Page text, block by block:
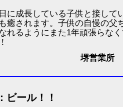
に成長している子供と接して
癒されます。子供の自慢の父
れるようにまた1年頑張らな
堺営業所
ビール！！